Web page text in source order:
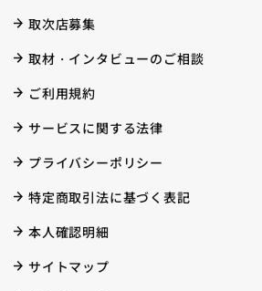
取次店募集
取材・インタビューのご相談
ご利用規約
サービスに関する法律
プライバシーポリシー
特定商取引法に基づく表記
本人確認明細
サイトマップ